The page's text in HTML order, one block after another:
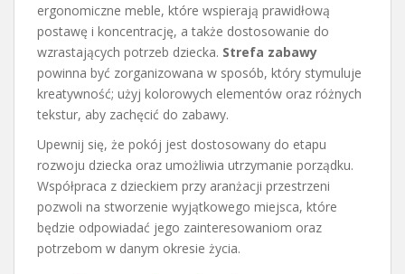
ergonomiczne meble, które wspierają prawidłową
postawę i koncentrację, a także dostosowanie do
wzrastających potrzeb dziecka. Strefa zabawy
powinna być zorganizowana w sposób, który stymuluje
kreatywność; użyj kolorowych elementów oraz różnych
tekstur, aby zachęcić do zabawy.
Upewnij się, że pokój jest dostosowany do etapu
rozwoju dziecka oraz umożliwia utrzymanie porządku.
Współpraca z dzieckiem przy aranżacji przestrzeni
pozwoli na stworzenie wyjątkowego miejsca, które
będzie odpowiadać jego zainteresowaniom oraz
potrzebom w danym okresie życia.